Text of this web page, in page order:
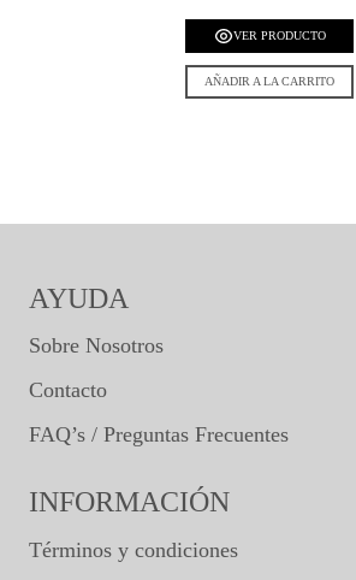
VER PRODUCTO
AÑADIR A LA CARRITO
AYUDA
Sobre Nosotros
Contacto
FAQ’s / Preguntas Frecuentes
INFORMACIÓN
Términos y condiciones